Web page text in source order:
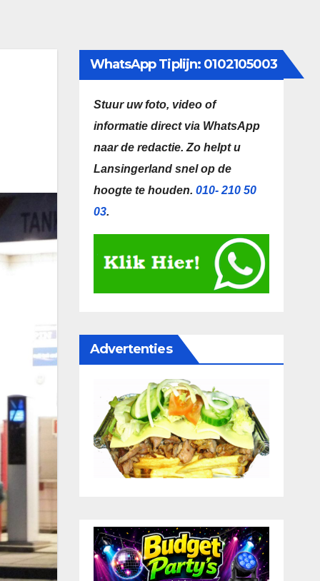
WhatsApp Tiplijn: 0102105003
Stuur uw foto, video of
informatie direct via WhatsApp
naar de redactie. Zo helpt u
Lansingerland snel op de
hoogte te houden. 010- 210 50
03.
Advertenties